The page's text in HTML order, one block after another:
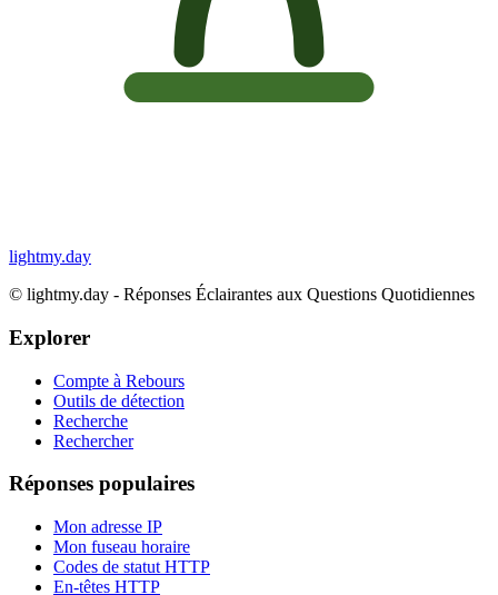
lightmy.day
© lightmy.day - Réponses Éclairantes aux Questions Quotidiennes
Explorer
Compte à Rebours
Outils de détection
Recherche
Rechercher
Réponses populaires
Mon adresse IP
Mon fuseau horaire
Codes de statut HTTP
En-têtes HTTP